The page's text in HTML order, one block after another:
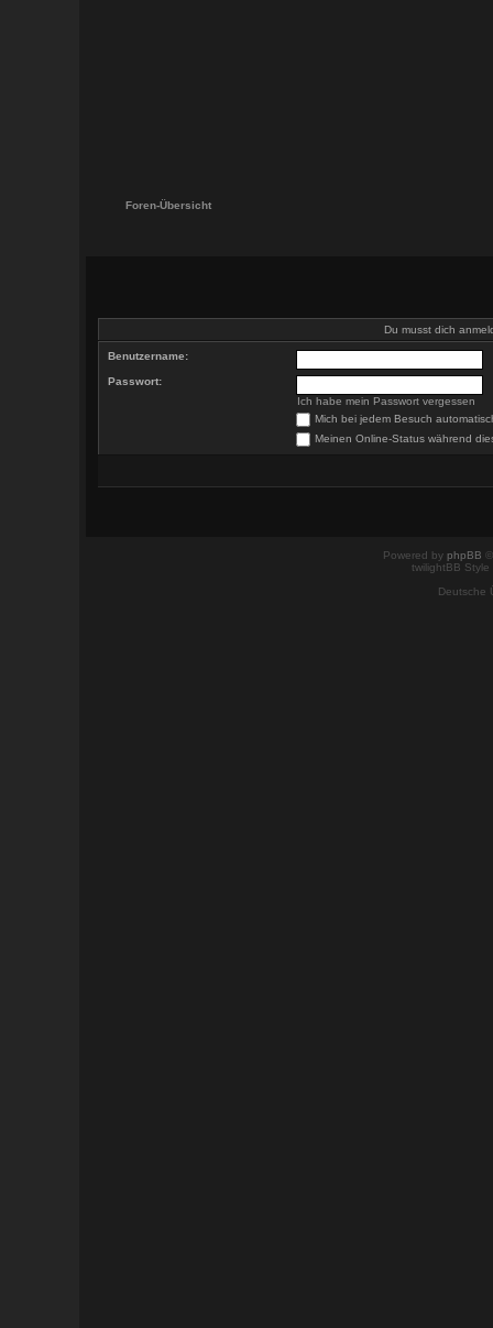
Foren-Übersicht
Du musst dich
Benutzername:
Passwort:
Ich habe mein Passwort vergessen
Mich bei jedem Besuch
Meinen Online-Status während
Powered by phpBB
twilightBB
Deutsche